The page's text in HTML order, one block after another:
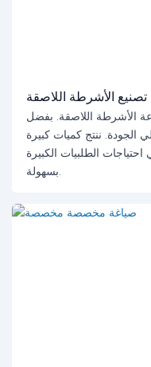
تصنيع الأشرطة اللاصقة
الأشرطة اللاصقة. بفضل
الجودة. ننتج كميات كبيرة
الطلبيات الكبيرة
بسهولة.